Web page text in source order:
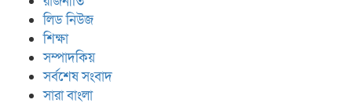
লিড নিউজ
শিক্ষা
সম্পাদকিয়
সর্বশেষ সংবাদ
সারা বাংলা